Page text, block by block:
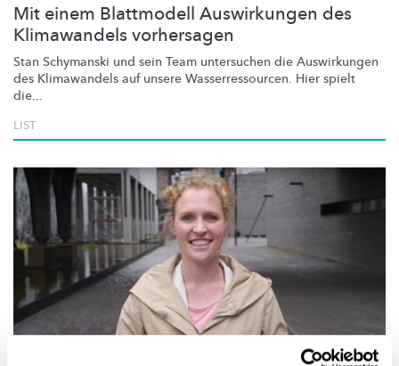
Mit einem Blattmodell Auswirkungen des
Klimawandels vorhersagen
Stan Schymanski und sein Team untersuchen die Auswirkungen
des Klimawandels auf unsere Wasserressourcen. Hier spielt
die...
LIST